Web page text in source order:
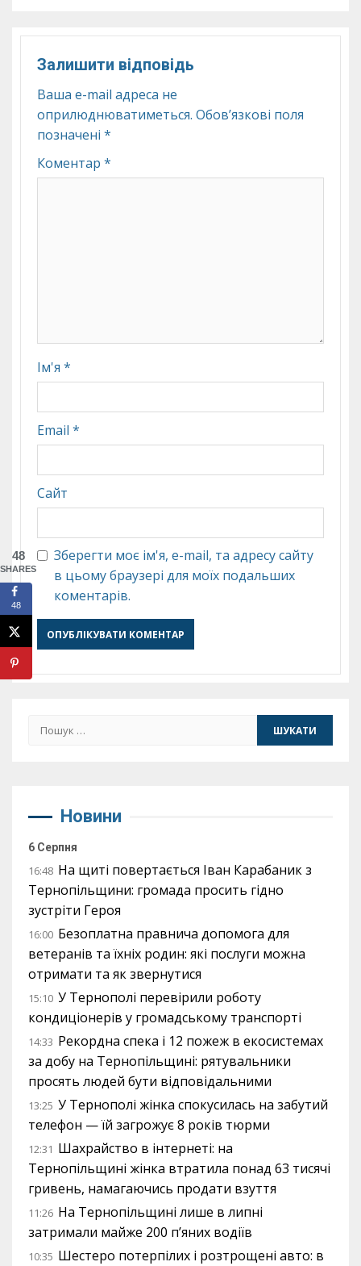
Залишити відповідь
Ваша e-mail адреса не
оприлюднюватиметься. Обов’язкові поля
позначені *
Коментар *
Ім'я *
Email *
Сайт
Зберегти моє ім'я, e-mail, та адресу сайту
в цьому браузері для моїх подальших
коментарів.
Пошук:
Новини
6 Серпня
16:48 На щиті повертається Іван Карабаник з
Тернопільщини: громада просить гідно
зустріти Героя
16:00 Безоплатна правнича допомога для
ветеранів та їхніх родин: які послуги можна
отримати та як звернутися
15:10 У Тернополі перевірили роботу
кондиціонерів у громадському транспорті
14:33 Рекордна спека і 12 пожеж в екосистемах
за добу на Тернопільщині: рятувальники
просять людей бути відповідальними
13:25 У Тернополі жінка спокусилась на забутий
телефон — їй загрожує 8 років тюрми
12:31 Шахрайство в інтернеті: на
Тернопільщині жінка втратила понад 63 тисячі
гривень, намагаючись продати взуття
11:26 На Тернопільщині лише в липні
затримали майже 200 п’яних водіїв
10:35 Шестеро потерпілих і розтрощені авто: в
48
SHARES
48